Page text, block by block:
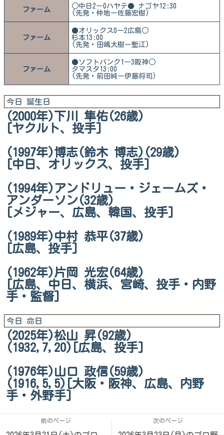
ファーム
○中日2ー0ハヤテ● ナゴヤ12:30
(先発・仲地ー佐藤宏樹)
ファーム
●オリックス0ー2広島○
杉本13:00
(先発・田嶋大樹ー塹江)
ファーム
●ソフトバンク1ー3阪神○
タマスタ13:00
(先発・前田純ー伊藤将司)
今日 誕生日
(2000年)下川 隼佑(26歳)
[ヤクルト、投手]
(1997年)博志(鈴木 博志)(29歳)
[中日、オリックス、投手]
(1994年)アンドリュー・ジェームズ・
アンダーソン(32歳)
[メジャー、広島、韓国、投手]
(1989年)中村 恭平(37歳)
[広島、投手]
(1962年)片岡 光宏(64歳)
[広島、中日、横浜、宮崎、投手・内野
手・監督]
今日 命日
(2025年)松山 昇(92歳)
(1932,7,20)[広島、投手]
(1976年)山口 政信(59歳)
(1916,5,5)[大阪・阪神、広島、内野
手・外野手]
前のページ 次のページ